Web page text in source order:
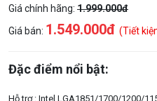
Giá chính hãng: 1.999.000đ
Giá bán: 1.549.000đ (Tiết
Đặc điểm nổi bật:
Hỗ trợ : Intel LGA1851/1700/1200/